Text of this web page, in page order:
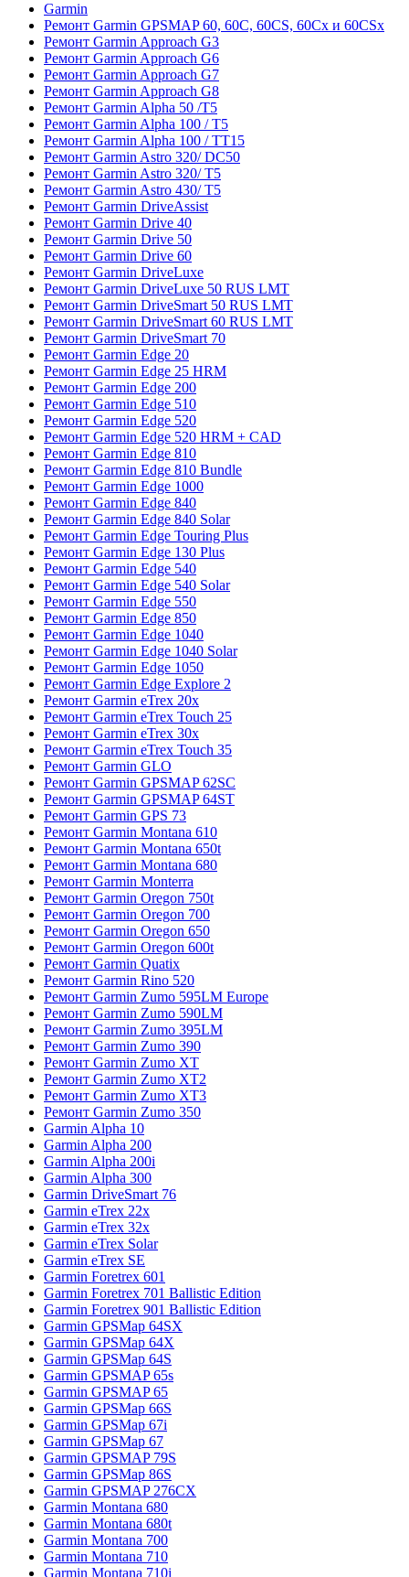
Garmin
Ремонт Garmin GPSMAP 60, 60C, 60CS, 60Cx и 60CSx
Ремонт Garmin Approach G3
Ремонт Garmin Approach G6
Ремонт Garmin Approach G7
Ремонт Garmin Approach G8
Ремонт Garmin Alpha 50 /T5
Ремонт Garmin Alpha 100 / T5
Ремонт Garmin Alpha 100 / TT15
Ремонт Garmin Astro 320/ DC50
Ремонт Garmin Astro 320/ T5
Ремонт Garmin Astro 430/ T5
Ремонт Garmin DriveAssist
Ремонт Garmin Drive 40
Ремонт Garmin Drive 50
Ремонт Garmin Drive 60
Ремонт Garmin DriveLuxe
Ремонт Garmin DriveLuxe 50 RUS LMT
Ремонт Garmin DriveSmart 50 RUS LMT
Ремонт Garmin DriveSmart 60 RUS LMT
Ремонт Garmin DriveSmart 70
Ремонт Garmin Edge 20
Ремонт Garmin Edge 25 HRM
Ремонт Garmin Edge 200
Ремонт Garmin Edge 510
Ремонт Garmin Edge 520
Ремонт Garmin Edge 520 HRM + CAD
Ремонт Garmin Edge 810
Ремонт Garmin Edge 810 Bundle
Ремонт Garmin Edge 1000
Ремонт Garmin Edge 840
Ремонт Garmin Edge 840 Solar
Ремонт Garmin Edge Touring Plus
Ремонт Garmin Edge 130 Plus
Ремонт Garmin Edge 540
Ремонт Garmin Edge 540 Solar
Ремонт Garmin Edge 550
Ремонт Garmin Edge 850
Ремонт Garmin Edge 1040
Ремонт Garmin Edge 1040 Solar
Ремонт Garmin Edge 1050
Ремонт Garmin Edge Explore 2
Ремонт Garmin eTrex 20x
Ремонт Garmin eTrex Touch 25
Ремонт Garmin eTrex 30x
Ремонт Garmin eTrex Touch 35
Ремонт Garmin GLO
Ремонт Garmin GPSMAP 62SC
Ремонт Garmin GPSMAP 64ST
Ремонт Garmin GPS 73
Ремонт Garmin Montana 610
Ремонт Garmin Montana 650t
Ремонт Garmin Montana 680
Ремонт Garmin Monterra
Ремонт Garmin Oregon 750t
Ремонт Garmin Oregon 700
Ремонт Garmin Oregon 650
Ремонт Garmin Oregon 600t
Ремонт Garmin Quatix
Ремонт Garmin Rino 520
Ремонт Garmin Zumo 595LM Europe
Ремонт Garmin Zumo 590LM
Ремонт Garmin Zumo 395LM
Ремонт Garmin Zumo 390
Ремонт Garmin Zumo XT
Ремонт Garmin Zumo XT2
Ремонт Garmin Zumo XT3
Ремонт Garmin Zumo 350
Garmin Alpha 10
Garmin Alpha 200
Garmin Alpha 200i
Garmin Alpha 300
Garmin DriveSmart 76
Garmin eTrex 22x
Garmin eTrex 32x
Garmin eTrex Solar
Garmin eTrex SE
Garmin Foretrex 601
Garmin Foretrex 701 Ballistic Edition
Garmin Foretrex 901 Ballistic Edition
Garmin GPSMap 64SX
Garmin GPSMap 64X
Garmin GPSMap 64S
Garmin GPSMAP 65s
Garmin GPSMAP 65
Garmin GPSMap 66S
Garmin GPSMap 67i
Garmin GPSMap 67
Garmin GPSMAP 79S
Garmin GPSMap 86S
Garmin GPSMAP 276CX
Garmin Montana 680
Garmin Montana 680t
Garmin Montana 700
Garmin Montana 710
Garmin Montana 710i